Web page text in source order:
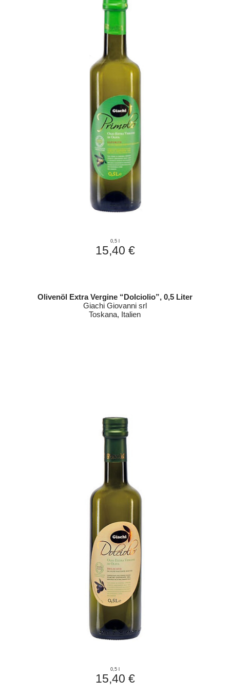
0,5 l
15,40 €
Olivenöl Extra Vergine “Dolciolio”, 0,5 Liter
Giachi Giovanni srl
Toskana, Italien
0,5 l
15,40 €